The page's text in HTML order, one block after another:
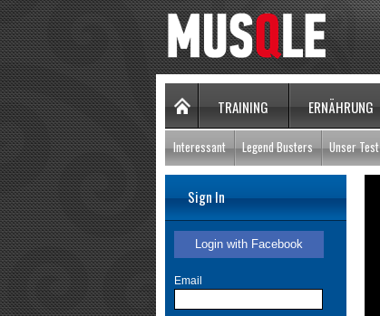
TRAINING ERNÄHRUNG
Interessant Legend Busters Unser Test
Sign In
Login with Facebook
Email